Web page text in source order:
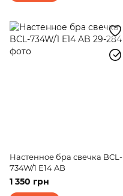
Настенное бра свечка BCL-
734W/1 E14 AB
1 350 грн